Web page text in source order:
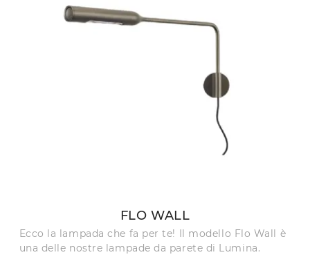
FLO WALL
Ecco la lampada che fa per te! Il modello Flo Wall è
una delle nostre lampade da parete di Lumina.